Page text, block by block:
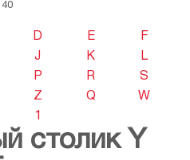
D E
F
J K
L
P R
S
Z Q
W
1
столик Y